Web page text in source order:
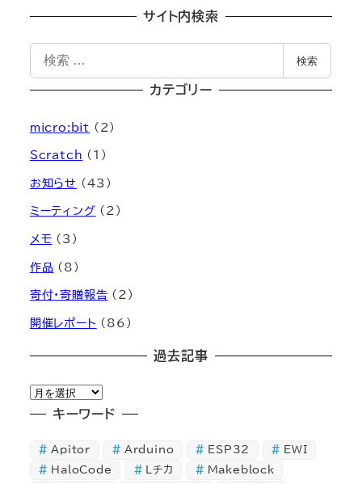
サイト内検索
索
検索
カテゴリー
micro:bit (2)
Scratch (1)
お知らせ (43)
ミーティング (2)
メモ (3)
作品 (8)
寄付・寄贈報告 (2)
開催レポート (86)
過去記事
過
去
事
キーワード
Apitor Arduino ESP32
EWI
HaloCode
Lチカ
Makeblock